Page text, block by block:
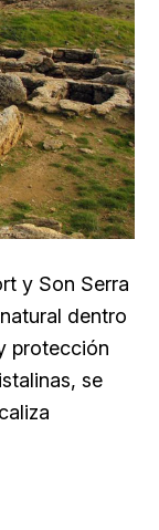
y Son Serra
dentro
protección
se